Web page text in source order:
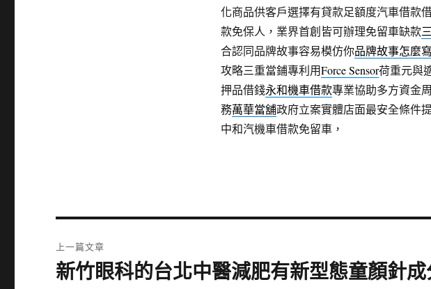
化商品供客戶選擇有貸款足額度汽車借款
款免保人，業界首創皆可辦理免留車缺款
合認同品牌故事容易模仿你品牌故事怎麼寫
攻略三重當鋪專利用Force Sensor荷重元與
押品借錢永和機車借款專業協助多方資金
務萬華當舖政府立案實體店面最安全條件
中和汽機車借款免留車，
章
上一篇文章
上
新竹眼科的台北中醫減肥有新型態童顏針